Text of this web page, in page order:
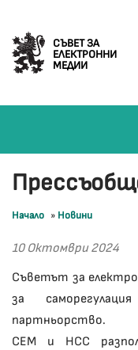
СЪВЕТ ЗА
ЕЛЕКТРОННИ
МЕДИИ
Начало » Новини
10 Октомври 2024
Съветът за
за
партньорство.
СЕМ и НСС